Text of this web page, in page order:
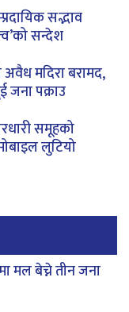
सद्भाव
सन्देश
अवैध मदिरा बरामद,
जना पक्राउ
समूहको
लुटियो
मल बेच्ने तीन जना